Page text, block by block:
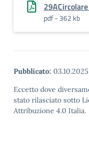
pdf - 362 kb
Pubblicato: 03.10.2025
Eccetto dove
stato rilasciato sotto
Attribuzione 4.0 Italia.